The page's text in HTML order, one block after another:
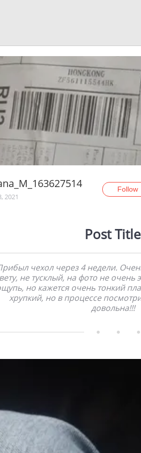
2021
Follow
Post Title
чехол через 4 недели.
не тусклый, на фото не
но кажется очень тонкий
хрупкий, но в процессе
довольна!!!